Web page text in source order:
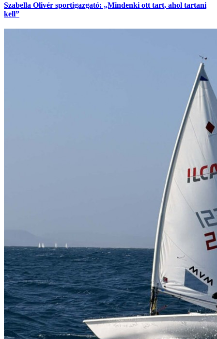
Szabella Olivér sportigazgató: „Mindenki ott tart, ahol tartani
kell”